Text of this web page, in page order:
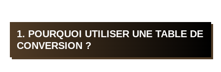
1. POURQUOI UTILISER UNE TABLE DE
CONVERSION ?